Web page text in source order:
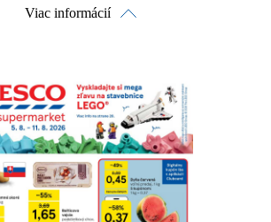
Viac informácií
Pozrieť online